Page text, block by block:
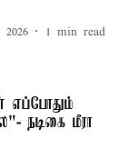
1 min read
எப்போதும்
நடிகை மீரா